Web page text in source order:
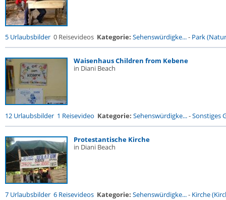
5 Urlaubsbilder 0 Reisevideos Kategorie: Sehenswürdigke...- Park
Waisenhaus Children from Kebene
in Diani Beach
12 Urlaubsbilder 1 Reisevideo Kategorie: Sehenswürdigke...-Sonstiges
Protestantische Kirche
in Diani Beach
7 Urlaubsbilder 6 Reisevideos Kategorie: Sehenswürdigke...- Kirche